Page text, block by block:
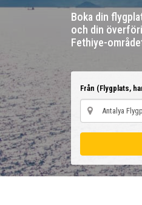
Boka din
och din
Fethiye-
Från (Flygplats,